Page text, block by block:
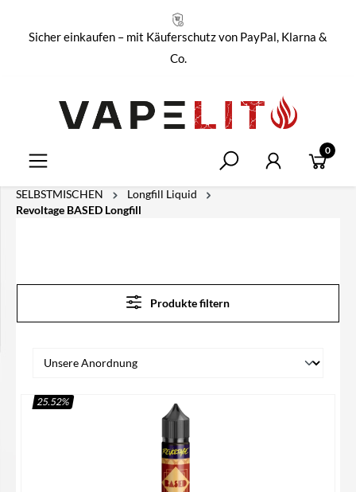
Sicher einkaufen – mit Käuferschutz von PayPal, Klarna &
Co.
0
SELBSTMISCHEN
Longfill Liquid
Revoltage BASED Longfill
Produkte filtern
25.52%